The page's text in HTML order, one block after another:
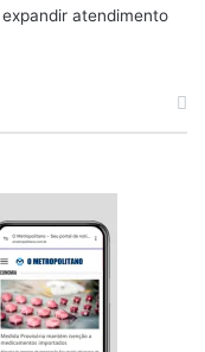
atendimento